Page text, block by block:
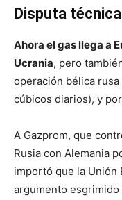
Disputa
Ahora el gas llega a
Ucrania, pero
operación bélica
cúbicos diarios), y
A Gazprom, que
Rusia con Alemania
importó que la Unión
argumento